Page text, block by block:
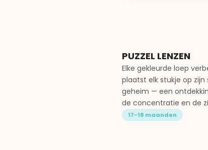
PUZZEL LENZEN
Elke gekleurde loep
plaatst elk stukje op
geheim — een
de concentratie en de
17-18 maanden